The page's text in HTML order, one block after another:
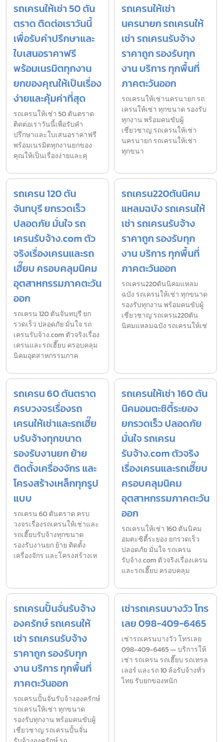
รถเครนให้เช่า 50 ตัน
ตราด ติดต่อเราวันนี้
เพื่อรับคำปรึกษาและ
ใบเสนอราคาฟรี
พร้อมเนรมิตทุกงาน
ยกของคุณให้เป็นเรื่อง
ง่ายและคุ้มค่าที่สุด
รถเครนให้เช่า 50 ตันตราด
ติดต่อเราวันนี้เพื่อรับคำ
ปรึกษาและใบเสนอราคาฟรี
พร้อมเนรมิตทุกงานยกของ
คุณให้เป็นเรื่องง่ายและคุ
รถเครนให้เช่า
นครนายก รถเครนให้
เช่า รถเครนรับจ้าง
ราคาถูก รองรับทุก
งาน บริการ ทุกพื้นที่
ภาคตะวันออก
รถเครนให้เช่านครนายก รถ
เครนให้เช่า ทุกขนาด รองรับ
ทุกงาน พร้อมคนขับผู้
เชี่ยวชาญ รถเครนให้เช่า
นครนายก รถเครนให้เช่า
ทุกขนา
รถเครน 120 ตัน
จันทบุรี ยกรวดเร็ว
ปลอดภัย มั่นใจ รถ
เครนรับจ้าง.com ตัว
จริงเรื่องเครนและรถ
เฮี๊ยบ ครอบคลุมนิคม
อุตสาหกรรมภาคตะวัน
ออก
รถเครน 120 ตันจันทบุรี ยก
รวดเร็ว ปลอดภัย มั่นใจ รถ
เครนรับจ้าง.com ตัวจริงเรื่อง
เครนและรถเฮี๊ยบ ครอบคลุม
นิคมอุตสาหกรรมภาค
รถเครน220ตันนิคม
แหลมฉบัง รถเครนให้
เช่า รถเครนรับจ้าง
ราคาถูก รองรับทุก
งาน บริการ ทุกพื้นที่
ภาคตะวันออก
รถเครน220ตันนิคมแหลม
ฉบัง รถเครนให้เช่า ทุกขนาด
รองรับทุกงาน พร้อมคนขับผู้
เชี่ยวชาญ รถเครน220ตัน
นิคมแหลมฉบัง รถเครนให้เช่
รถเครน 60 ตันตราด
ครบวงจรเรื่องรถ
เครนให้เช่าและรถเฮี๊ย
บรับจ้างทุกขนาด
รองรับงานยก ย้าย
ติดตั้งเครื่องจักร และ
โครงสร้างเหล็กทุกรูป
แบบ
รถเครน 60 ตันตราด ครบ
วงจรเรื่องรถเครนให้เช่าและ
รถเฮี๊ยบรับจ้างทุกขนาด
รองรับงานยก ย้าย ติดตั้ง
เครื่องจักร และโครงสร้างเห
รถเครนให้เช่า 160 ตัน
นิคมอมตะซิตี้ระยอง
ยกรวดเร็ว ปลอดภัย
มั่นใจ รถเครน
รับจ้าง.com ตัวจริง
เรื่องเครนและรถเฮี๊ยบ
ครอบคลุมนิคม
อุตสาหกรรมภาคตะวัน
ออก
รถเครนให้เช่า 160 ตันนิคม
อมตะซิตี้ระยอง ยกรวดเร็ว
ปลอดภัย มั่นใจ รถเครน
รับจ้าง.com ตัวจริงเรื่องเครน
และรถเฮี๊ยบ ครอบคลุม
รถเครนปั้นจั่นรับจ้าง
องครักษ์ รถเครนให้
เช่า รถเครนรับจ้าง
ราคาถูก รองรับทุก
งาน บริการ ทุกพื้นที่
ภาคตะวันออก
รถเครนปั้นจั่นรับจ้างองครักษ์
รถเครนให้เช่า ทุกขนาด
รองรับทุกงาน พร้อมคนขับผู้
เชี่ยวชาญ รถเครนปั้นจั่น
เช่ารถเครนบางวัว โทร
เลย 098-409-6465
เช่ารถเครนบางวัว โทรเลย
098-409-6465 — บริการให้
เช่า รถเครน รถเฮี๊ยบ รถเทรล
เลอร์ และรถ 10 ล้อรับจ้างทั่ว
ไทย รับยกของหนัก